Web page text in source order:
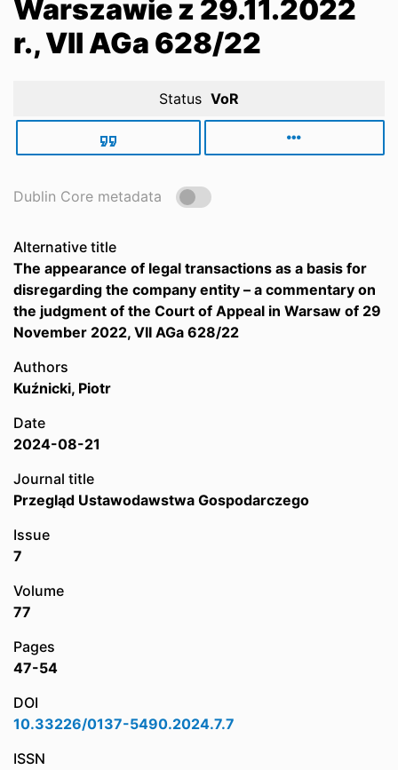
Warszawie z 29.11.2022
r., VII AGa 628/22
Status VoR
Dublin Core metadata
Alternative title
The appearance of legal transactions as a basis for
disregarding the company entity – a commentary on
the judgment of the Court of Appeal in Warsaw of 29
November 2022, VII AGa 628/22
Authors
Kuźnicki, Piotr
Date
2024-08-21
Journal title
Przegląd Ustawodawstwa Gospodarczego
Issue
7
Volume
77
Pages
47-54
DOI
10.33226/0137-5490.2024.7.7
ISSN